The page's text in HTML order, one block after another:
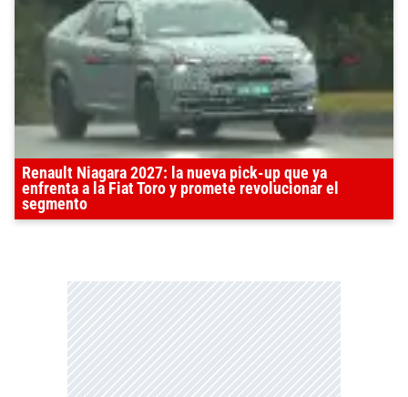
Renault Niagara 2027: la nueva pick-up que ya
enfrenta a la Fiat Toro y promete revolucionar el
segmento